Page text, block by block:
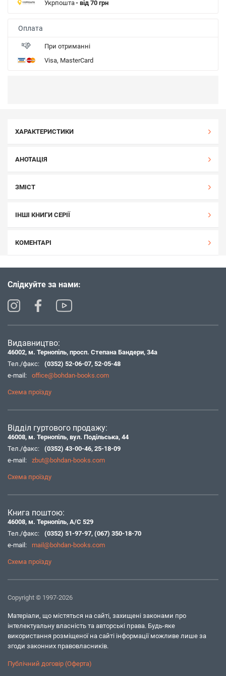
Укрпошта- від 70 грн
Оплата
При отриманні
Visa, MasterCard
ХАРАКТЕРИСТИКИ
АНОТАЦІЯ
ЗМІСТ
ІНШІ КНИГИ СЕРІЇ
КОМЕНТАРІ
Слідкуйте за нами:
Видавництво:
46002, м. Тернопіль, просп. Степана Бандери, 34а
Тел./факс:
(0352) 52-06-07, 52-05-48
e-mail:
office@bohdan-books.com
Схема проїзду
Відділ гуртового продажу:
46008, м. Тернопіль, вул. Подільська, 44
Тел./факс:
(0352) 43-00-46, 25-18-09
e-mail:
zbut@bohdan-books.com
Схема проїзду
Книга поштою:
46008, м. Тернопіль, А/С 529
Тел./факс:
(0352) 51-97-97, (067) 350-18-70
e-mail:
mail@bohdan-books.com
Схема проїзду
Copyright © 1997-2026
Матеріали, що містяться на сайті, захищені законами про
інтелектуальну власність та авторські права. Будь-яке
використання розміщеної на сайті інформації можливе лише за
згоди законних правовласників.
Публічний договір (Оферта)